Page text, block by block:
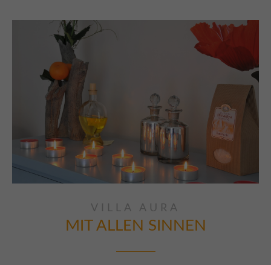
VILLA AURA
MIT ALLEN SINNEN